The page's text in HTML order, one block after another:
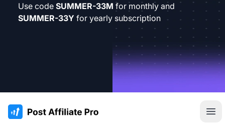
Use code SUMMER-33M for monthly and
SUMMER-33Y for yearly subscription
:site.title